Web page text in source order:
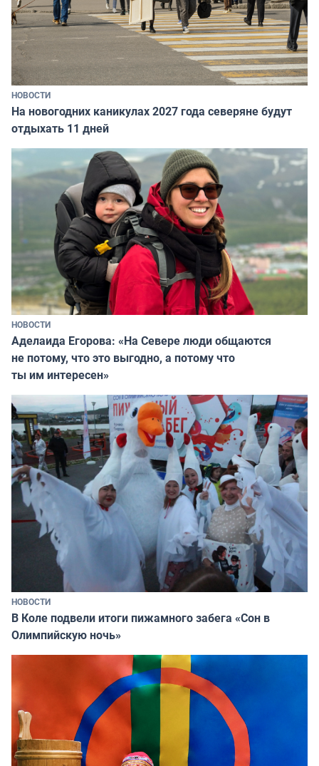
НОВОСТИ
На новогодних каникулах 2027 года северяне будут
отдыхать 11 дней
НОВОСТИ
Аделаида Егорова: «На Севере люди общаются
не потому, что это выгодно, а потому что
ты им интересен»
НОВОСТИ
В Коле подвели итоги пижамного забега «Сон в
Олимпийскую ночь»